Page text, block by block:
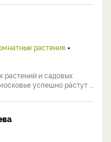
растения
растений и садовых
успешно растут ...